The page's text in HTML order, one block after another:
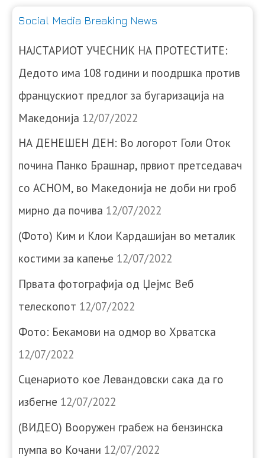
Social Media Breaking News
НАЈСТАРИОТ УЧЕСНИК НА ПРОТЕСТИТЕ:
Дедото има 108 години и поодршка против
францускиот предлог за бугаризација на
Македонија 12/07/2022
НА ДЕНЕШЕН ДЕН: Во логорот Голи Оток
почина Панко Брашнар, првиот претседавач
со АСНОМ, во Македонија не доби ни гроб
мирно да почива 12/07/2022
(Фото) Ким и Клои Кардашијан во металик
костими за капење 12/07/2022
Првата фотографија од Џејмс Веб
телескопот 12/07/2022
Фото: Бекамови на одмор во Хрватска
12/07/2022
Сценариото кое Левандовски сака да го
избегне 12/07/2022
(ВИДЕО) Вооружен грабеж на бензинска
пумпа во Кочани 12/07/2022